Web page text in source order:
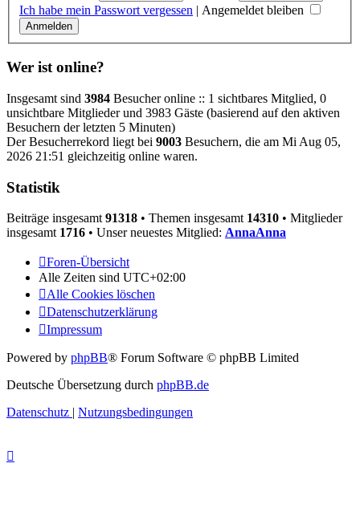
Ich habe mein Passwort vergessen | Angemeldet bleiben
Wer ist online?
Insgesamt sind 3984 Besucher online :: 1 sichtbares Mitglied, 0
unsichtbare Mitglieder und 3983 Gäste (basierend auf den aktiven
Besuchern der letzten 5 Minuten)
Der Besucherrekord liegt bei 9003 Besuchern, die am Mi Aug 05,
2026 21:51 gleichzeitig online waren.
Statistik
Beiträge insgesamt 91318 • Themen insgesamt 14310 • Mitglieder
insgesamt 1716 • Unser neuestes Mitglied: AnnaAnna
Foren-Übersicht
Alle Zeiten sind UTC+02:00
Alle Cookies löschen
Datenschutzerklärung
Impressum
Powered by phpBB® Forum Software © phpBB Limited
Deutsche Übersetzung durch phpBB.de
Datenschutz | Nutzungsbedingungen